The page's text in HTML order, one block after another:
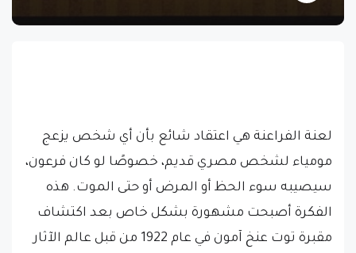
لعنة الفراعنة هي اعتقاد شائع بأن أي شخص يزعج
مومياء لشخص مصري قديم، خصوصًا لو كان فرعون،
سيصيبه سوء الحظ أو المرض أو حتى الموت. هذه
الفكرة أصبحت مشهورة بشكل خاص بعد اكتشاف
مقبرة توت عنخ آمون في عام 1922 من قبل عالم الآثار